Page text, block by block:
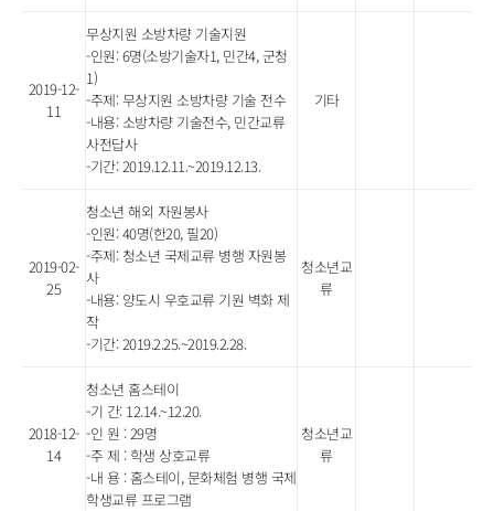
2019-12-
11
무상지원 소방차량 기술지원
-인원: 6명(소방기술자1, 민간4, 군청
1)
-주제: 무상지원 소방차량 기술 전수
-내용: 소방차량 기술전수, 민간교류
사전답사
-기간: 2019.12.11.~2019.12.13.
기타
2019-02-
25
청소년 해외 자원봉사
-인원: 40명(한20, 필20)
-주제: 청소년 국제교류 병행 자원봉
사
-내용: 양도시 우호교류 기원 벽화 제
작
-기간: 2019.2.25.~2019.2.28.
청소년교
류
2018-12-
14
청소년 홈스테이
-기 간: 12.14.~12.20.
-인 원 : 29명
-주 제 : 학생 상호교류
-내 용 : 홈스테이, 문화체험 병행 국제
학생교류 프로그램
청소년교
류